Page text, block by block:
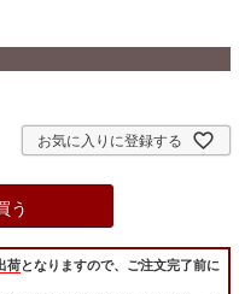
お気に入りに登録する
う
荷となりますので、ご注文完了前に